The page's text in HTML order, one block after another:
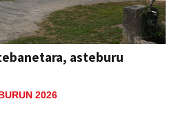
asteburu
2026